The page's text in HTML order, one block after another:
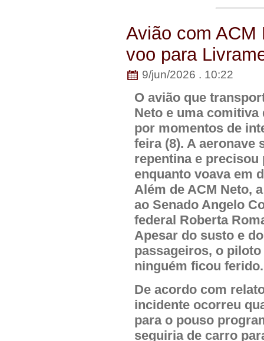
Avião com ACM
voo para
9/jun/2026 . 10:22
O avião que
Neto e uma
por momentos de
feira (8). A aeronave
repentina e
enquanto voava em
Além de ACM Neto,
ao Senado Angelo
federal Roberta
Apesar do susto e
passageiros, o
ninguém ficou ferido.
De acordo com
incidente ocorreu
para o pouso
seguiria de carro